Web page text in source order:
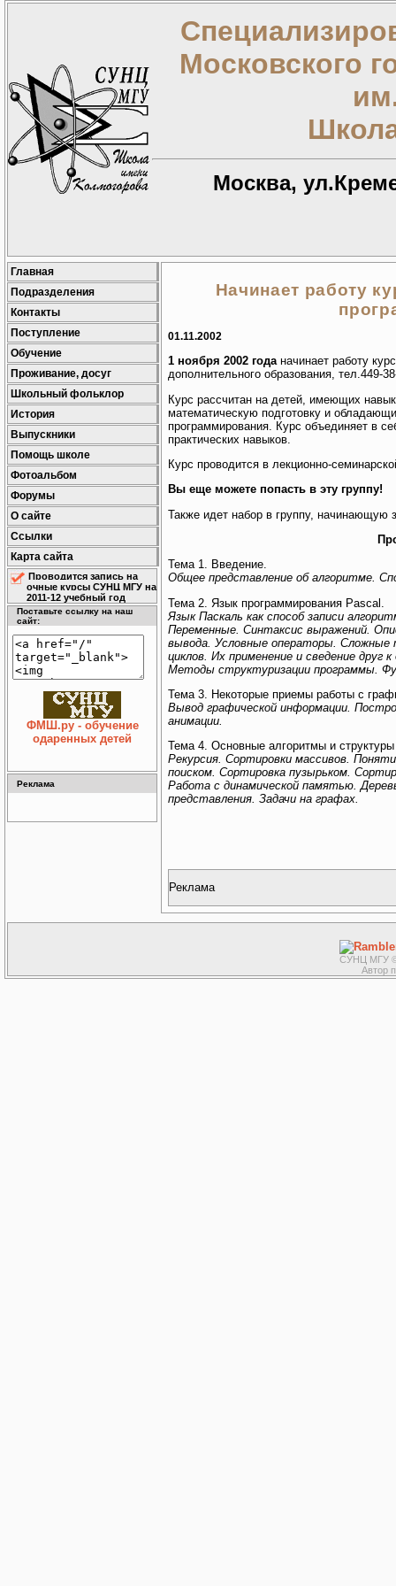
Московского
Москва,
Главная
Подразделения
Контакты
Поступление
Обучение
Проживание, досуг
Школьный фольклор
История
Выпускники
Помощь школе
Фотоальбом
Форумы
О сайте
Ссылки
Карта сайта
Проводится запись на
очные курсы СУНЦ МГУ на
2011-12 учебный год
Поставьте ссылку на наш
сайт:
ФМШ.ру - обучение
одаренных детей
Реклама
Начинает работу
01.11.2002
1 ноября 2002 годаначинает работу
дополнительного образования, тел.449-
Курс рассчитан на детей, имеющих
математическую подготовку и
программирования. Курс объединяет в
практических навыков.
Курс проводится в лекционно-
Вы еще можете попасть в эту группу!
Также идет набор в группу, начинающую
Тема 1. Введение.
Общее представление об алгоритме.
Тема 2. Язык программирования Pascal.
Язык Паскаль как способ записи
Переменные. Синтаксис выражений.
вывода. Условные операторы.
циклов. Их применение и сведение
Методы структуризации программы.
Тема 3. Некоторые приемы работы с
Вывод графической информации.
анимации.
Тема 4. Основные алгоритмы и
Рекурсия. Сортировки массивов.
поиском. Сортировка пузырьком.
Работа с динамической памятью.
представления. Задачи на графах.
Реклама
СУНЦ МГУ ©
Автор